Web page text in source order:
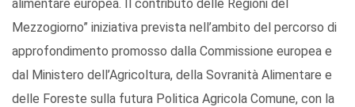
alimentare europea. Il contributo delle Regioni del
Mezzogiorno” iniziativa prevista nell’ambito del percorso di
approfondimento promosso dalla Commissione europea e
dal Ministero dell’Agricoltura, della Sovranità Alimentare e
delle Foreste sulla futura Politica Agricola Comune, con la